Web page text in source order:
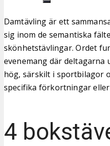
Damtävling är ett
sig inom de semantiska
skönhetstävlingar. Ordet
evenemang där deltagarna
hög, särskilt i sportbilagor
specifika förkortningar
4